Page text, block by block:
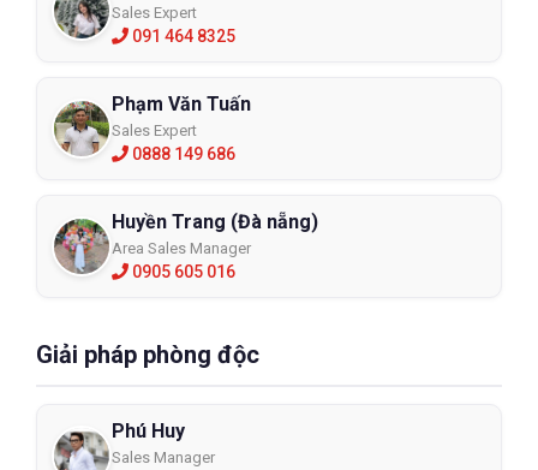
Sales Expert
091 464 8325
Phạm Văn Tuấn
Sales Expert
0888 149 686
Huyền Trang (Đà nẵng)
Area Sales Manager
0905 605 016
Giải pháp phòng độc
Phú Huy
Sales Manager